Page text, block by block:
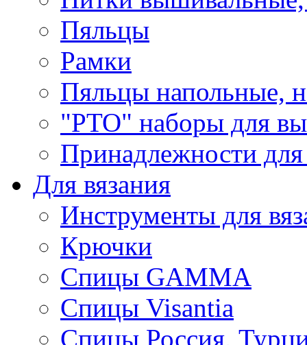
Пяльцы
Рамки
Пяльцы напольные,
"РТО" наборы для
Принадлежности
Для вязания
Инструменты для
Крючки
Спицы GAMMA
Спицы Visantia
Спицы Россия,